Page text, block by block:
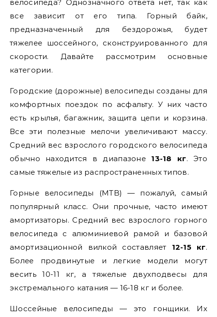
велосипеда? Однозначного ответа нет, так как
все зависит от его типа. Горный байк,
предназначенный для бездорожья, будет
тяжелее шоссейного, сконструированного для
скорости. Давайте рассмотрим основные
категории.
Городские (дорожные) велосипеды созданы для
комфортных поездок по асфальту. У них часто
есть крылья, багажник, защита цепи и корзина.
Все эти полезные мелочи увеличивают массу.
Средний вес взрослого городского велосипеда
обычно находится в диапазоне 13-18 кг. Это
самые тяжелые из распространенных типов.
Горные велосипеды (MTB) — пожалуй, самый
популярный класс. Они прочные, часто имеют
амортизаторы. Средний вес взрослого горного
велосипеда с алюминиевой рамой и базовой
амортизационной вилкой составляет 12-15 кг.
Более продвинутые и легкие модели могут
весить 10-11 кг, а тяжелые двухподвесы для
экстремального катания — 16-18 кг и более.
Шоссейные велосипеды — это гонщики. Их